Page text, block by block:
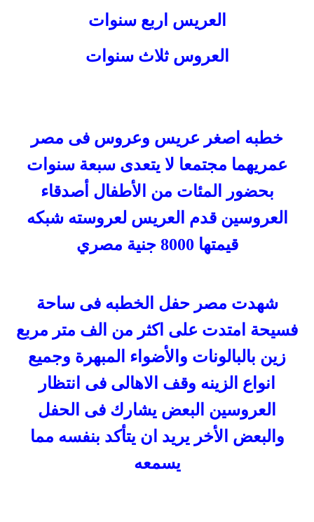
العريس اربع سنوات
العروسثلاث سنوات
خطبه اصغر عريس وعروس فى مصر
عمريهما مجتمعا لا يتعدى سبعة سنوات
بحضور المئات من الأطفال أصدقاء
العروسين قدم العريس لعروسته شبكه
قيمتها 8000 جنية مصري
شهدت مصر حفل الخطبه فى ساحة
فسيحة امتدت على اكثر من الف متر مربع
زين بالبالونات والأضواء المبهرة وجميع
انواع الزينهوقف الاهالى فى انتظار
العروسين البعض يشارك فى الحفل
والبعض الأخر يريد ان يتأكد بنفسه مما
يسمعه